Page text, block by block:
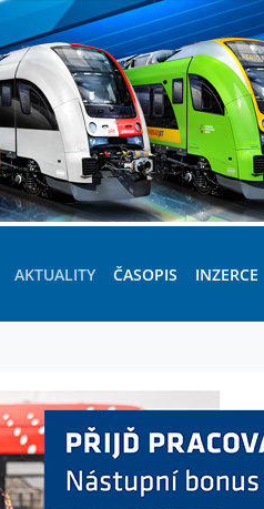
AKTUALITY ČASOPIS INZERCE